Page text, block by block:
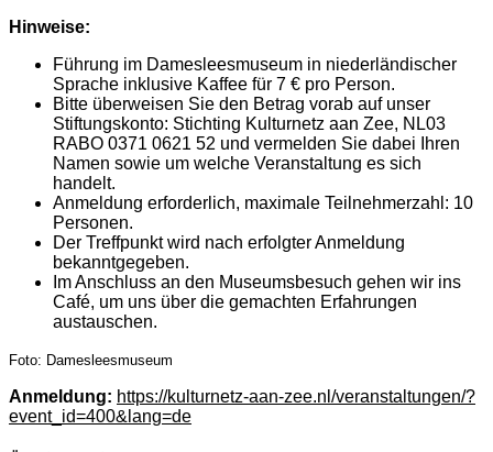
Hinweise:
Führung im Damesleesmuseum in niederländischer
Sprache inklusive Kaffee für 7 € pro Person.
Bitte überweisen Sie den Betrag vorab auf unser
Stiftungskonto: Stichting Kulturnetz aan Zee, NL03
RABO 0371 0621 52 und vermelden Sie dabei Ihren
Namen sowie um welche Veranstaltung es sich
handelt.
Anmeldung erforderlich, maximale Teilnehmerzahl: 10
Personen.
Der Treffpunkt wird nach erfolgter Anmeldung
bekanntgegeben.
Im Anschluss an den Museumsbesuch gehen wir ins
Café, um uns über die gemachten Erfahrungen
austauschen.
Foto: Damesleesmuseum
Anmeldung: https://kulturnetz-aan-zee.nl/veranstaltungen/?
event_id=400&lang=de